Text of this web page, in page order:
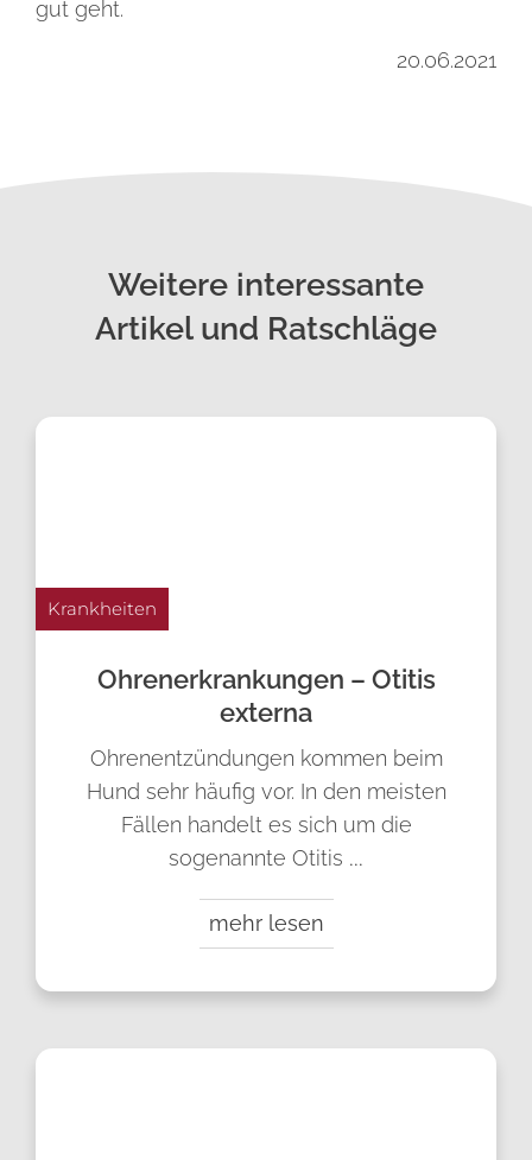
gut geht.
20.06.2021
Weitere interessante
Artikel und Ratschläge
Krankheiten
Ohren­erkrankungen – Otitis
externa
Ohrenentzündungen kommen beim
Hund sehr häufig vor. In den meisten
Fällen handelt es sich um die
sogenannte Otitis ...
mehr lesen